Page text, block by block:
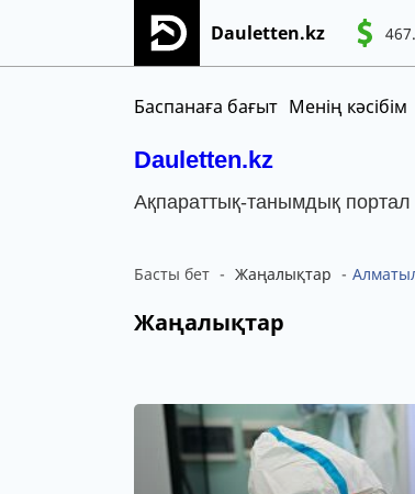
Dauletten.kz
Баспанаға бағыт Менің кәсібім
Dauletten.kz
Ақпараттық-танымдық портал
Сіздің өтінішіңіз сәтті
Басты бет Жаңалықтар
Жаңалықтар